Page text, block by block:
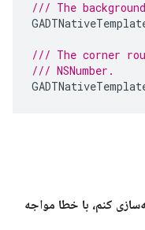
/// The
/// The
/// NSNumber.
کنم، با خطا مواجه